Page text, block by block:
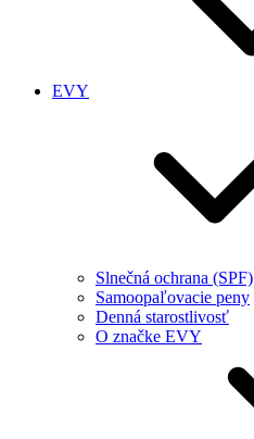
EVY
Slnečná ochrana (SPF)
Samoopaľovacie peny
Denná starostlivosť
O značke EVY